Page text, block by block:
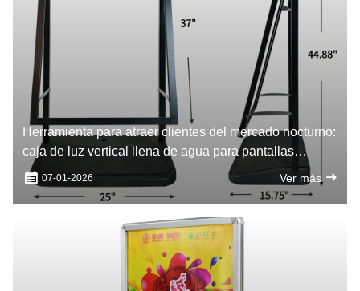
Herramienta para atraer clientes del mercado nocturno:
caja de luz vertical llena de agua para pantallas
nocturnas llamativas
07-01-2026 Ver más